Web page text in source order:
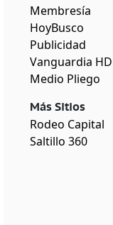
Membresía
HoyBusco
Publicidad
Vanguardia HD
Medio Pliego
Más Sitios
Rodeo Capital
Saltillo 360